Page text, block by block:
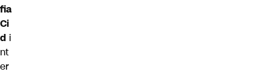
fia
Ci
d i
nt
er